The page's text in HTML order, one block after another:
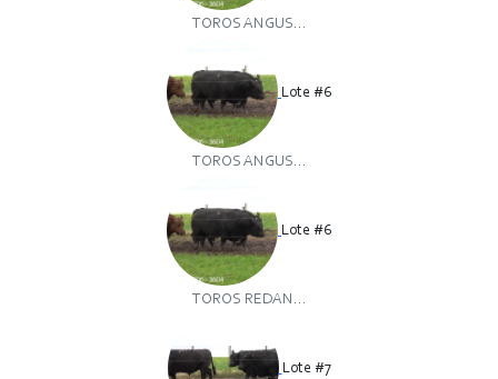
TOROS ANGUS...
Lote #6
TOROS ANGUS...
Lote #6
TOROS REDAN...
Lote #7